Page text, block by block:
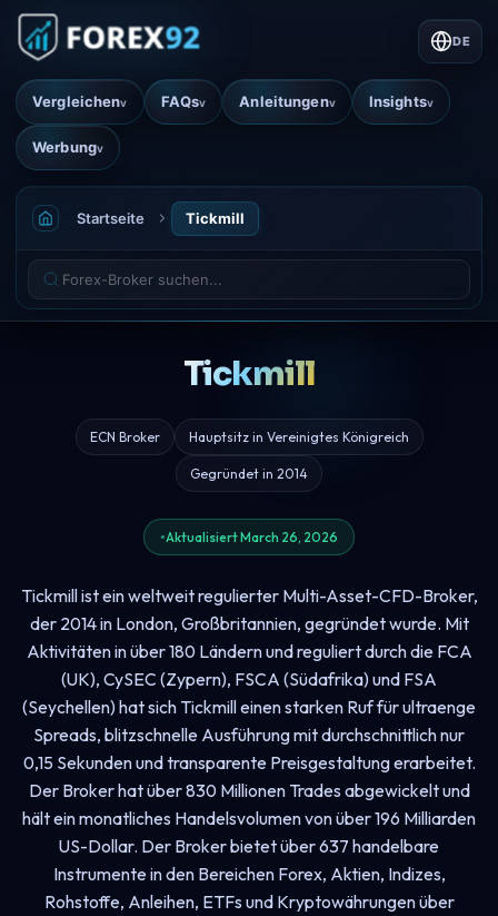
Vergleichenv FAQsv Anleitungenv Insightsv
Werbungv
DE
Startseite Tickmill
Tickmill
ECN Broker Hauptsitz in Vereinigtes Königreich
Gegründet in 2014
Aktualisiert March 26, 2026
Tickmill ist ein weltweit regulierter Multi-Asset-CFD-Broker,
der 2014 in London, Großbritannien, gegründet wurde. Mit
Aktivitäten in über 180 Ländern und reguliert durch die FCA
(UK), CySEC (Zypern), FSCA (Südafrika) und FSA
(Seychellen) hat sich Tickmill einen starken Ruf für ultraenge
Spreads, blitzschnelle Ausführung mit durchschnittlich nur
0,15 Sekunden und transparente Preisgestaltung erarbeitet.
Der Broker hat über 830 Millionen Trades abgewickelt und
hält ein monatliches Handelsvolumen von über 196 Milliarden
US-Dollar. Der Broker bietet über 637 handelbare
Instrumente in den Bereichen Forex, Aktien, Indizes,
Rohstoffe, Anleihen, ETFs und Kryptowährungen über